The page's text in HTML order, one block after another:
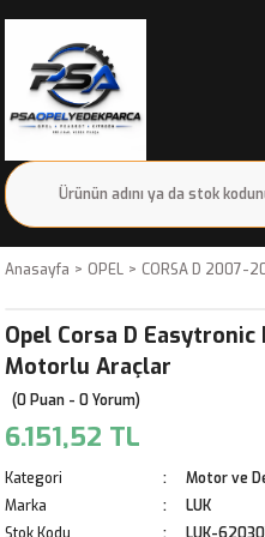
Anasayfa OPEL CORSA D 2007-
Opel Corsa D Easytronic
Motorlu Araçlar
(0 Puan - 0 Yorum)
6.151,52 TL
Kategori
Motor ve
Marka
LUK